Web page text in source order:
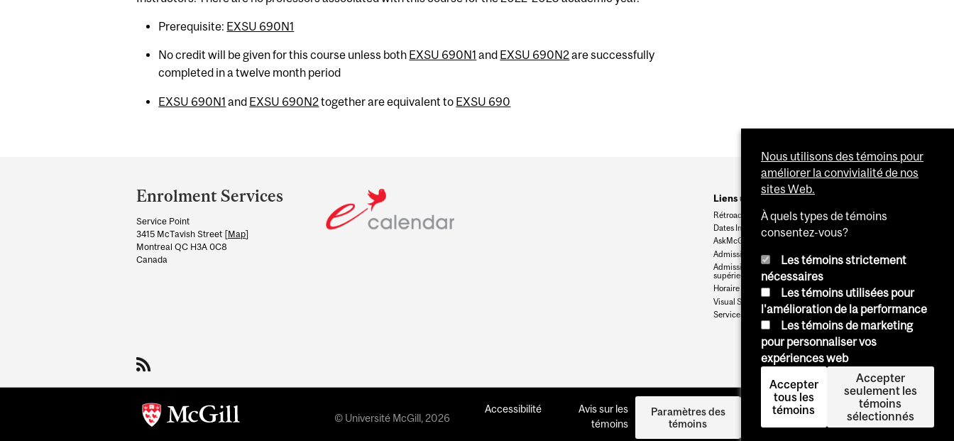
Prerequisite: EXSU 690N1
No credit will be given for this course unless both EXSU 690N1 and EXSU 690N2are successfully
completed in a twelve month period
EXSU 690N1 and EXSU 690N2together are equivalent to EXSU 690
and
University
Information
Enrolment Services
Service Point
3415 McTavish Street [Map]
Montreal QC H3A 0C8
Canada
Liens utiles
Rétroaction
Dates Importantes
AskMcGill
Admission au premier cycle
Admissions aux cycles
supérieurs et postdoctoraux
Horaire des cours
Visual Schedule Builder
Services aux étudiants
© Université McGill, 2026
Accessibilité
Avis sur les
témoins
Paramètres des
témoins
Se
connecter
Nous utilisons des témoins pour
améliorer la convivialité de nos
sites Web.
À quels types de témoins
consentez-vous?
Les témoins strictement
nécessaires
Les témoins utilisées pour
l'amélioration de la performance
Les témoins de marketing
pour personnaliser vos
expériences web
Accepter
tous les
témoins
Accepter
seulement les
témoins
sélectionnés